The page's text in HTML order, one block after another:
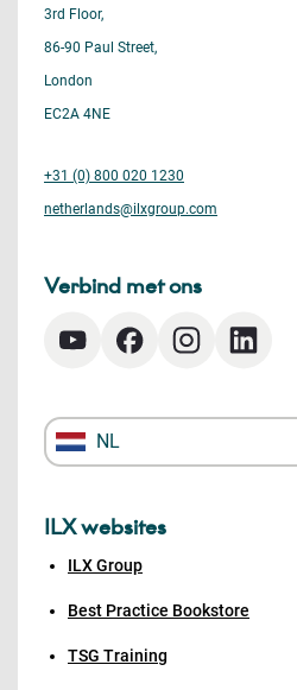
3rd Floor,
86-90 Paul Street,
London
EC2A 4NE
+31 (0) 800 020 1230
netherlands@ilxgroup.com
Verbind met ons
NL
ILX websites
ILX Group
Best Practice Bookstore
TSG Training